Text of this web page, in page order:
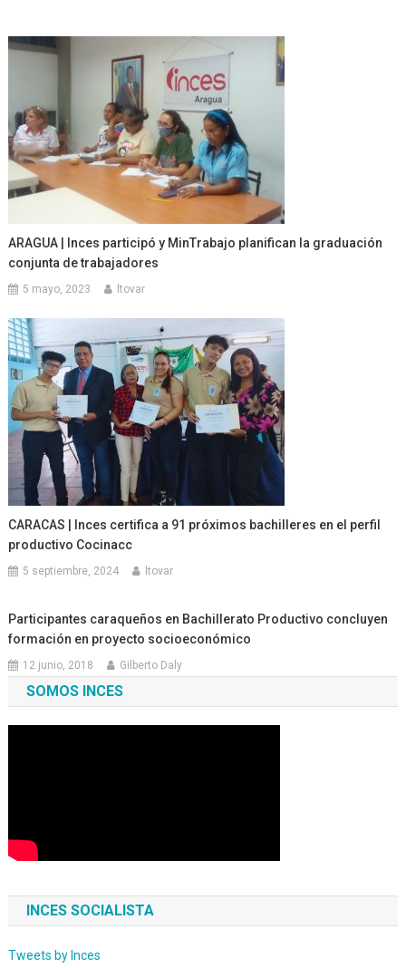
ARAGUA | Inces participó y MinTrabajo planifican la graduación
conjunta de trabajadores
5 mayo, 2023 ltovar
CARACAS | Inces certifica a 91 próximos bachilleres en el perfil
productivo Cocinacc
5 septiembre, 2024 ltovar
Participantes caraqueños en Bachillerato Productivo concluyen
formación en proyecto socioeconómico
12 junio, 2018 Gilberto Daly
SOMOS INCES
INCES SOCIALISTA
Tweets by Inces